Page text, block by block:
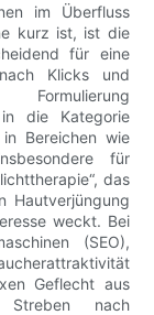
im Überfluss
kurz ist, ist die
für eine
Klicks und
die Kategorie
Bereichen wie
für
das
Hautverjüngung
weckt. Bei
(SEO),
Geflecht aus
nach